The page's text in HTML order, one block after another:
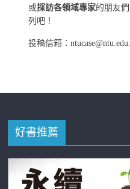
或採訪各領域專家的朋友
列吧！
投稿信箱：
好書推薦